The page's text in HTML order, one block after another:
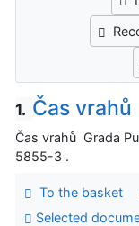
1. Čas vrahů
Čas vrahů Grada
5855-3 .
To the basket
Selected